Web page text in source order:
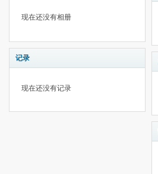
现在还没有相册
记录
现在还没有记录